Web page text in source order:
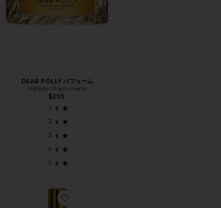
DEAR POLLY パフューム
Vilhelm Parfumerie
$205
Favorite PAS DE CHAT オードパルファム 30ML